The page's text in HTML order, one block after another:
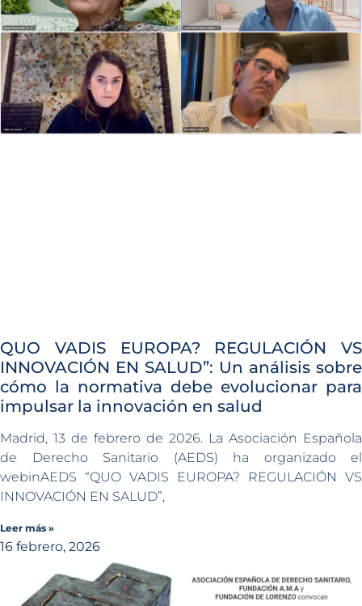
QUO VADIS EUROPA? REGULACIÓN VS
INNOVACIÓN EN SALUD”: Un análisis sobre
cómo la normativa debe evolucionar para
impulsar la innovación en salud
Madrid, 13 de febrero de 2026. La Asociación Española
de Derecho Sanitario (AEDS) ha organizado el
webinAEDS “QUO VADIS EUROPA? REGULACIÓN VS
INNOVACIÓN EN SALUD”,
Leer más »
16 febrero, 2026